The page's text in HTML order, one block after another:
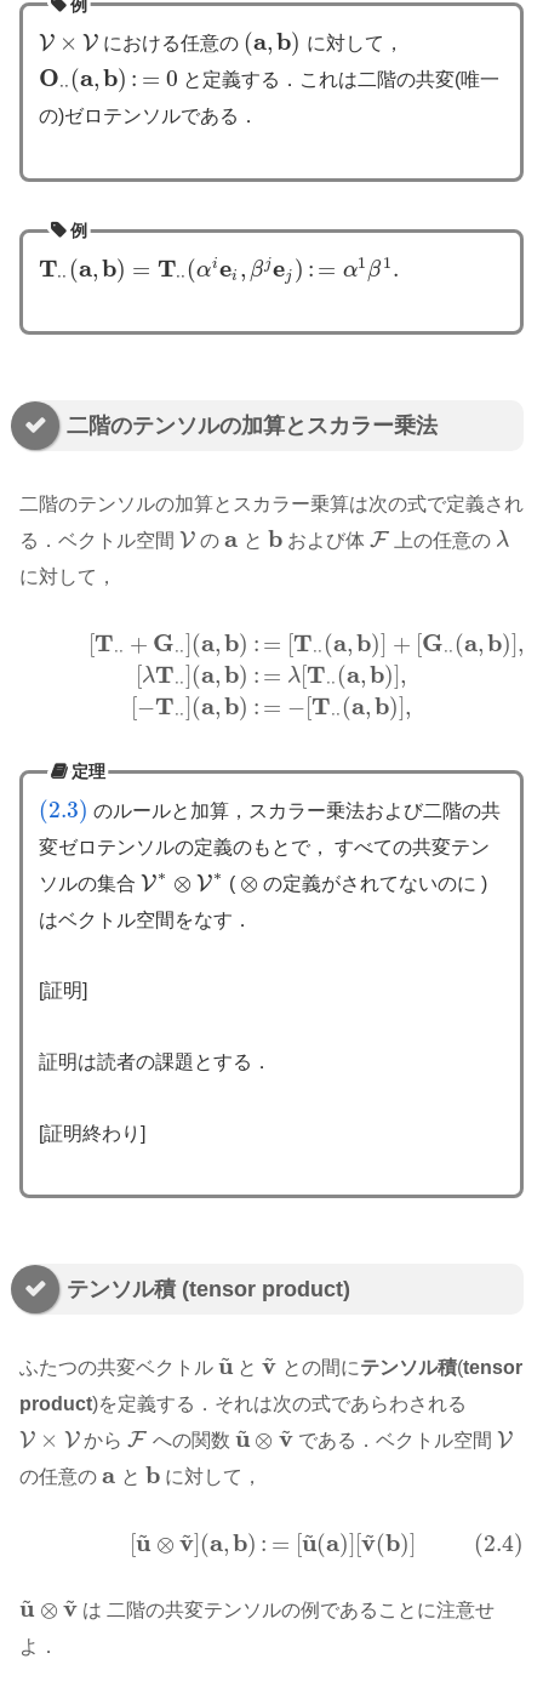
例
V × V
V× V における任意の (a,b)
(a,b ) に対して，
O⋅⋅(a,b) : = 0
O⋅⋅(a,b) :=0
と定義する．これは二階の共変(唯一
の)ゼロテンソルである．
例
T⋅⋅ (a,b) = T⋅⋅(αiei , βjej ) : = α1β1.
T⋅⋅( a,b) =T ⋅(α iei,βj ej):=α1β1.
二階のテンソルの加算とスカラー乗法
二階のテンソルの加算とスカラー乗算は次の式で定義され
る．ベクトル空間 V
V のa
a と b
bおよび体 F
F 上の任意の λ
λ
に対して，
[T⋅⋅ + G⋅⋅] (a,b)
[λT⋅⋅] (a,b)
[−T⋅⋅] (a,b)
: = [T⋅⋅ (a,b)] + [G⋅⋅ (a,b)],
: = λ[T⋅⋅ (a,b)],
: = −[T⋅⋅ (a,b)],
(a, :=[ T⋅⋅ ,b) +[G ⋅ (a, )],[ T⋅⋅ (a,b :=λ T⋅⋅ a,b ],(2.3)
定理
(2.3)
(2.3)
のルールと加算，スカラー乗法および二階の共
変ゼロテンソルの定義のもとで， すべての共変テン
ソルの集合 V ∗ ⊗ V∗
V∗ ⊗V ∗ ( ⊗
⊗
の定義がされてないのに )
はベクトル空間をなす．
[証明]
証明は読者の課題とする．
[証明終わり]
テンソル積 (tensor product)
ふたつの共変ベクトル u
~
u~ とv
~
v~ との間にテンソル積(tensor
product)を定義する．それは次の式であらわされる
V × V
V× V からF
F への関数 u
~ ⊗ v
~
u~⊗v ~ である．ベクトル空間 V
V
の任意の a
a と b
bに対して，
[u
~ ⊗ v
~] (a,b) : = [u
~(a)] [v
~(b)] (2.4)
(2.4) [u ~⊗v ~](a ,b):= u~(a)] v~(b)]
u
~ ⊗ v
~
u~ ⊗v ~ は 二階の共変テンソルの例であることに注意せ
よ．